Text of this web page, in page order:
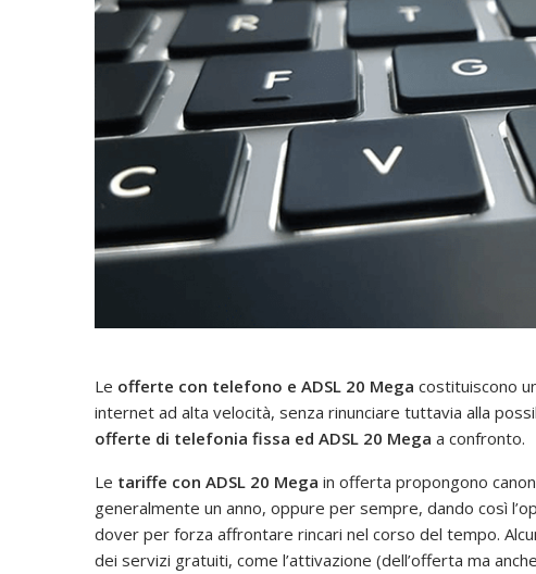
Le offerte con telefono e ADSL 20 Mega costituiscono
internet ad alta velocità, senza rinunciare tuttavia alla
offerte di telefonia fissa ed ADSL 20 Mega a confronto.
Le tariffe con ADSL 20 Mega in offerta propongono
generalmente un anno, oppure per sempre, dando così
dover per forza affrontare rincari nel corso del tempo.
dei servizi gratuiti, come l’attivazione (dell’offerta ma